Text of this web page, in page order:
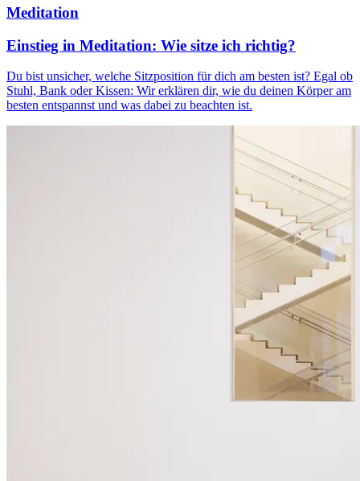
Meditation
Einstieg in Meditation: Wie sitze ich richtig?
Du bist unsicher, welche Sitzposition für dich am besten ist? Egal ob
Stuhl, Bank oder Kissen: Wir erklären dir, wie du deinen Körper am
besten entspannst und was dabei zu beachten ist.